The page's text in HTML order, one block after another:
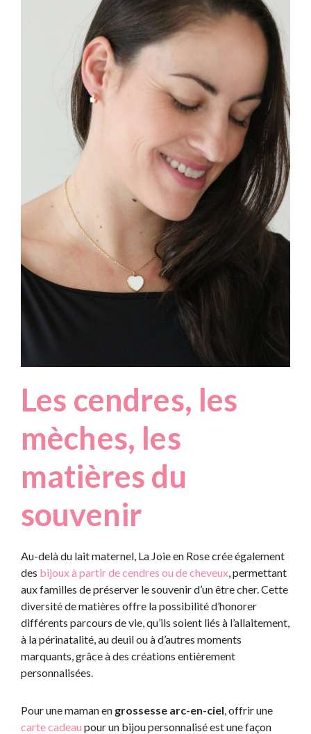
Les cendres, les
mèches, les
matières du
souvenir
Au-delà du lait maternel, La Joie en Rose crée également
des bijoux à partir de cendres ou de cheveux, permettant
aux familles de préserver le souvenir d’un être cher. Cette
diversité de matières offre la possibilité d’honorer
différents parcours de vie, qu’ils soient liés à l’allaitement,
à la périnatalité, au deuil ou à d’autres moments
marquants, grâce à des créations entièrement
personnalisées.
Pour une maman en grossesse arc-en-ciel, offrir une
carte cadeau pour un bijou personnalisé est une façon